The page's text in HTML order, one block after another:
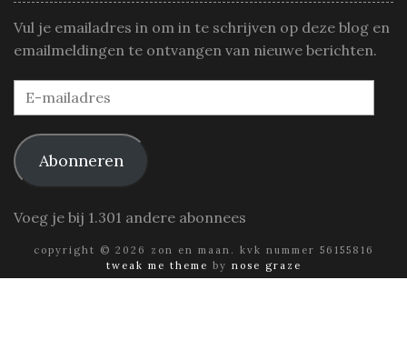
Vul je emailadres in om in te schrijven op deze blog en
emailmeldingen te ontvangen van nieuwe berichten.
E-
mailadres
Abonneren
Voeg je bij 1.301 andere abonnees
copyright © 2026 zon en maan. kvk nummer 56155816
tweak me theme by nose graze